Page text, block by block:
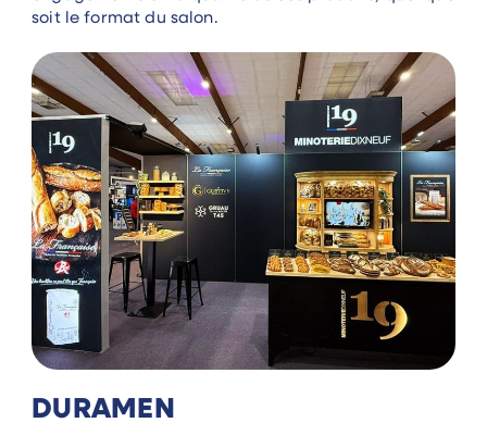
soit le format du salon.
DURAMEN